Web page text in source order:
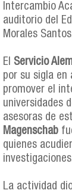
Intercambio
auditorio del
Morales
El Servicio
por su sigla en
promover el
universidades
asesoras de
Magenschab
quienes
La actividad